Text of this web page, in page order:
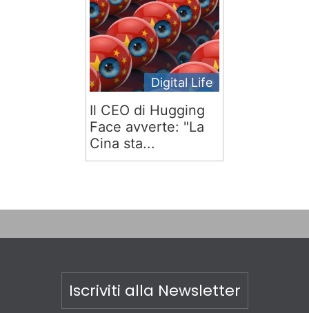
Digital Life
Il CEO di Hugging
Face avverte: "La
Cina sta...
Iscriviti alla Newsletter